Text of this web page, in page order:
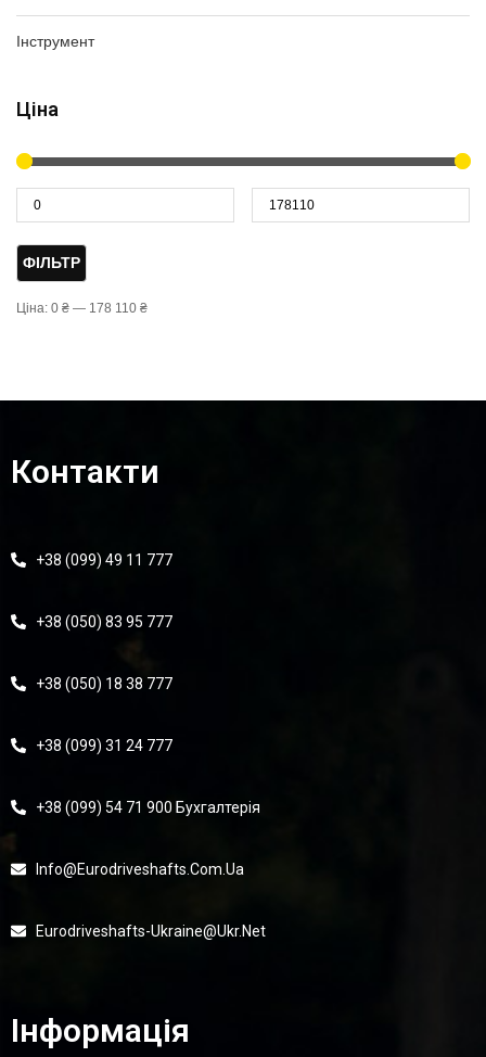
Інструмент
Ціна
ФІЛЬТР
Ціна: 0 ₴ — 178 110 ₴
Контакти
+38 (099) 49 11 777
+38 (050) 83 95 777
+38 (050) 18 38 777
+38 (099) 31 24 777
+38 (099) 54 71 900 Бухгалтерія
Info@eurodriveshafts.com.ua
Eurodriveshafts-Ukraine@ukr.net
Інформація